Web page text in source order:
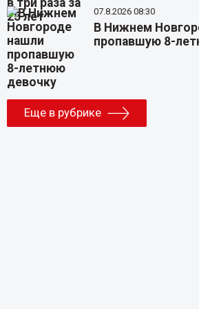
07.8.2026 08:30
В Нижнем
пропавшую 8-
Еще в рубрике